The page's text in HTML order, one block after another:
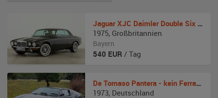
Jaguar XJC Daimler Double Six Coupe
1975, Großbritannien
Bayern
540 EUR / Tag
De Tomaso Pantera - kein Ferrari oder Lamborghini
1973, Deutschland